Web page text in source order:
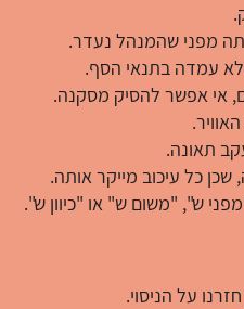
מפני שהמנהל נעדר.
עמדה בתנאי הסף.
אי אפשר להסיק מסקנה.
תאונה.
כל עיכוב מייקר אותה.
ש", "משום ש" או "כיוון ש".
על הניסוי.